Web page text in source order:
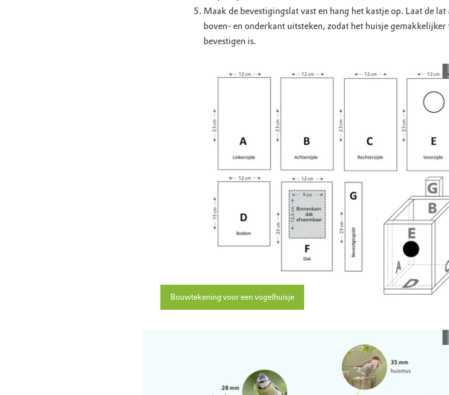
Maak de bevestigingslat vast en hang het kastje op. Laat de lat
boven- en onderkant uitsteken, zodat het huisje gemakkelijker
bevestigen is.
Bouwtekening voor een vogelhuisje